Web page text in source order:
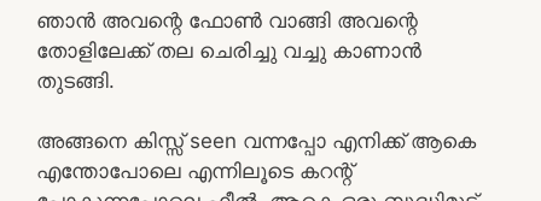
ഞാൻ അവന്റെ ഫോൺ വാങ്ങി അവന്റെ
തോളിലേക്ക് തല ചെരിച്ചു വച്ചു കാണാൻ
തുടങ്ങി.
അങ്ങനെ കിസ്സ് seen വന്നപ്പോ എനിക്ക് ആകെ
എന്തോപോലെ എന്നിലൂടെ കറന്റ്